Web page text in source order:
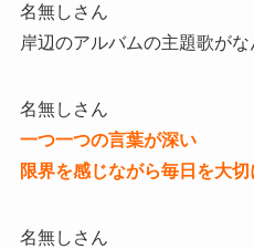
名無しさん
岸辺のアルバムの主題歌が
名無しさん
一つ一つの言葉が深い
限界を感じながら毎日を大
名無しさん